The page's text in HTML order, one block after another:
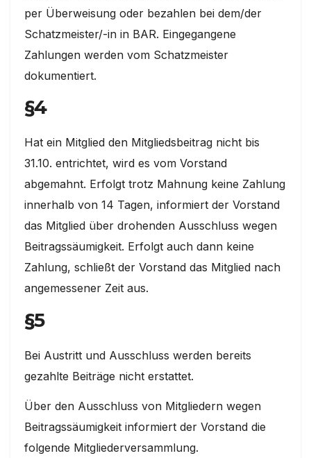
per Überweisung oder bezahlen bei dem/der
Schatzmeister/-in in BAR. Eingegangene
Zahlungen werden vom Schatzmeister
dokumentiert.
§4
Hat ein Mitglied den Mitgliedsbeitrag nicht bis
31.10. entrichtet, wird es vom Vorstand
abgemahnt. Erfolgt trotz Mahnung keine Zahlung
innerhalb von 14 Tagen, informiert der Vorstand
das Mitglied über drohenden Ausschluss wegen
Beitragssäumigkeit. Erfolgt auch dann keine
Zahlung, schließt der Vorstand das Mitglied nach
angemessener Zeit aus.
§5
Bei Austritt und Ausschluss werden bereits
gezahlte Beiträge nicht erstattet.
Über den Ausschluss von Mitgliedern wegen
Beitragssäumigkeit informiert der Vorstand die
folgende Mitgliederversammlung.